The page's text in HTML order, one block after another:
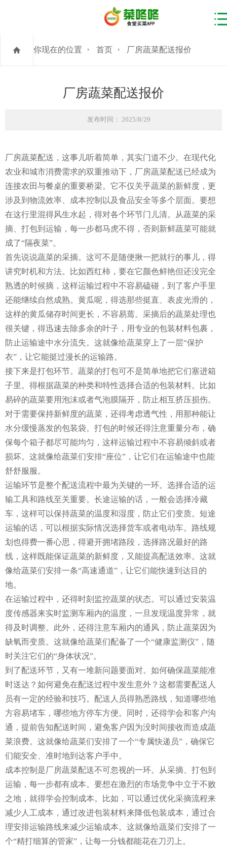
你现在的位置 首页 厂房蔬菜配送报价
厂房蔬菜配送报价
发布时间： 2025/8/29
厂房蔬菜配送，这事儿听着简单，其实门道不少。在现代化
农业和城市消费需求的双重推动下，厂房蔬菜配送已经成为
连接农田与餐桌的重要桥梁。它不仅关乎蔬菜的新鲜度，更
涉及到物流效率、成本控制以及食品安全等多个层面。要想
在这行里混得风生水起，得对各个环节门儿清。从蔬菜的采
摘、打包到运输，每一步都马虎不得，否则新鲜蔬菜可能就
成了“隔夜菜”。
首先说说蔬菜的采摘。这可不是随便揪一把就行的事儿，得
讲究时机和方法。比如西红柿，要在它颜色鲜艳但还没完全
熟透的时候摘，这样运输过程中不容易磕碰，到了客户手里
还能继续自然成熟。黄瓜呢，得选那些挺直、表皮光滑的，
这样的黄瓜储存时间更长，不容易蔫。采摘后的蔬菜处理也
很关键，得迅速去除多余的叶子，用专业的包装材料包裹，
防止运输途中水分流失。这就像给蔬菜穿上了一层“保护
衣”，让它能挺过漫长的运输路。
接下来是打包环节。蔬菜的打包可不是简单地把它们塞进箱
子里。得根据蔬菜的种类和特性选择合适的包装材料。比如
易碎的蔬菜要用泡沫或者气泡膜隔开，防止相互挤压损伤。
对于需要保持新鲜度的蔬菜，还得考虑透气性，用那种能让
水分缓慢蒸发的包装袋。打包的时候还得注意重量分布，确
保每个箱子都尽可能均匀，这样运输过程中不容易倾斜或者
损坏。这就像给蔬菜们安排“座位”，让它们在运输途中也能
舒舒服服。
运输环节是整个配送流程中最为关键的一环。选择合适的运
输工具和路线至关重要。长途运输的话，一般会选择冷藏
车，这样可以保持蔬菜的温度和湿度，防止它们变质。短途
运输的话，可以根据实际情况选择货车或者电动车。路线规
划也得费一番心思，得避开拥堵路段，选择路况最好的路
线，这样既能保证蔬菜的新鲜度，又能提高配送效率。这就
像给蔬菜们安排一条“高速通道”，让它们能快速到达目的
地。
在运输过程中，还得时刻监控蔬菜的状态。可以通过安装温
度传感器来实时监测车厢内的温度，一旦发现温度异常，就
得及时调整。此外，还得注意车厢内的通风，防止蔬菜因为
缺氧而变质。这就像给蔬菜们配备了一个“健康监测仪”，随
时关注它们的“身体状况”。
到了配送环节，又有一堆新问题要面对。如何确保蔬菜能准
时送达？如何避免在配送过程中发生意外？这都需要配送人
员有一定的经验和技巧。配送人员得熟悉路线，知道哪些地
方容易堵车，哪些地方停车方便。同时，还得学会和客户沟
通，提前告知配送时间，避免客户因为没时间接收而造成蔬
菜浪费。这就像给蔬菜们安排了一个“专属快递员”，确保它
们能安全、准时地到达客户手中。
成本控制是厂房蔬菜配送不可忽视的一环。从采摘、打包到
运输，每一步都有成本。要想在激烈的市场竞争中立于不败
之地，就得学会控制成本。比如，可以通过优化采摘流程来
减少人工成本，通过改进包装材料来降低包装成本，通过合
理安排运输路线来减少运输成本。这就像给蔬菜们安排了一
个“精打细算的管家”，让每一分钱都能花在刀刃上。